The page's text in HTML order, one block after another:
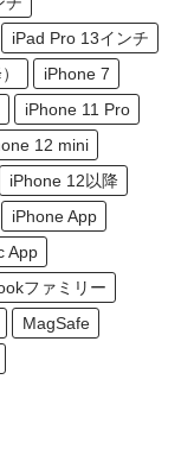
iPad Pro 13インチ
iPhone 7
iPhone 11 Pro
12 mini
iPhone 12以降
iPhone App
App
ファミリー
MagSafe